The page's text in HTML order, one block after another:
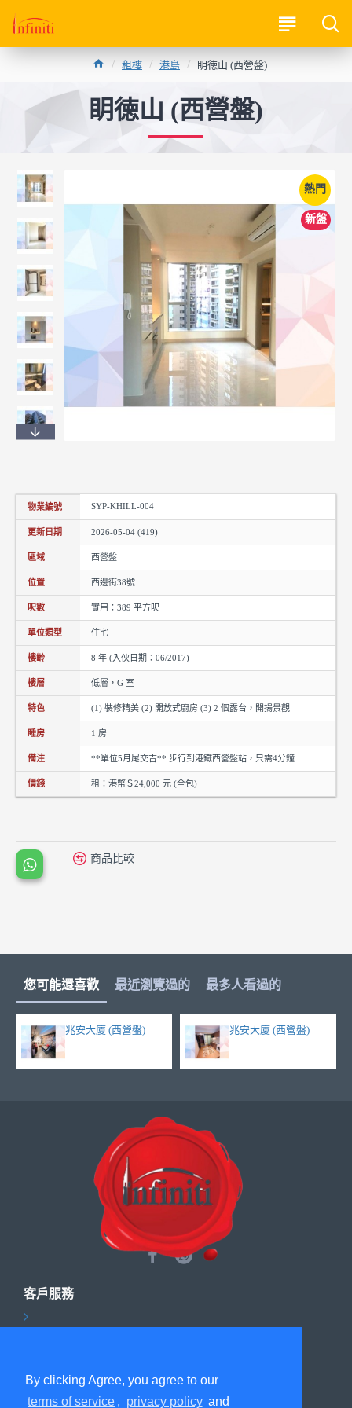
By clicking Agree, you agree to our
terms of service , privacy policy and
租樓 港島 眀徳山 (西營盤)
眀徳山 (西營盤)
熱門
新盤
物業編號 SYP-KHILL-004
更新日期 2026-05-04 (419)
區域 西營盤
位置 西邊街38號
呎數 實用：389 平方呎
單位類型 住宅
樓齡 8 年 (入伙日期：06/2017)
樓層 低層，G 室
特色 (1) 裝修精美 (2) 開放式廚房 (3) 2 個露台，開揚景觀
睡房 1 房
備注 **單位5月尾交吉** 步行到港鐵西營盤站，只需4分鐘
價錢 租：港幣＄24,000 元 (全包)
商品比較
您可能還喜歡 最近瀏覽過的 最多人看過的
兆安大廈 (西營盤) 兆安大廈 (西營盤)
客戶服務
通訊